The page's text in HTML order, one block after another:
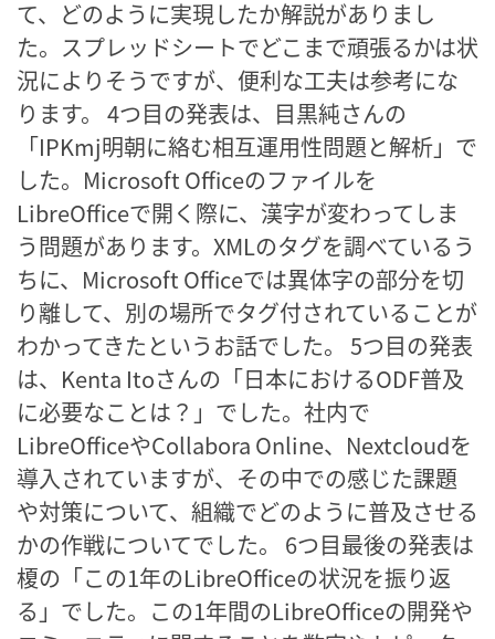
て、どのように実現したか解説がありまし
た。スプレッドシートでどこまで頑張るかは状
況によりそうですが、便利な工夫は参考にな
ります。 4つ目の発表は、目黒純さんの
「IPKmj明朝に絡む相互運用性問題と解析」で
した。Microsoft Officeのファイルを
LibreOfficeで開く際に、漢字が変わってしま
う問題があります。XMLのタグを調べているう
ちに、Microsoft Officeでは異体字の部分を切
り離して、別の場所でタグ付されていることが
わかってきたというお話でした。 5つ目の発表
は、Kenta Itoさんの「日本におけるODF普及
に必要なことは？」でした。社内で
LibreOfficeやCollabora Online、Nextcloudを
導入されていますが、その中での感じた課題
や対策について、組織でどのように普及させる
かの作戦についてでした。 6つ目最後の発表は
榎の「この1年のLibreOfficeの状況を振り返
る」でした。この1年間のLibreOfficeの開発や